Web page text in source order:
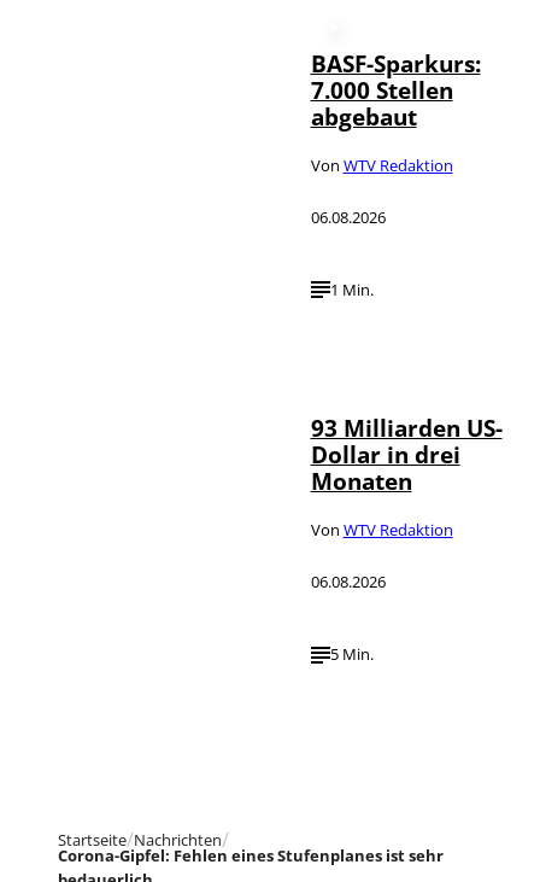
BASF-Sparkurs:
7.000 Stellen
abgebaut
Von WTV Redaktion
06.08.2026
1 Min.
93 Milliarden US-
Dollar in drei
Monaten
Von WTV Redaktion
06.08.2026
5 Min.
Startseite Nachrichten
Corona-Gipfel: Fehlen eines Stufenplanes ist sehr